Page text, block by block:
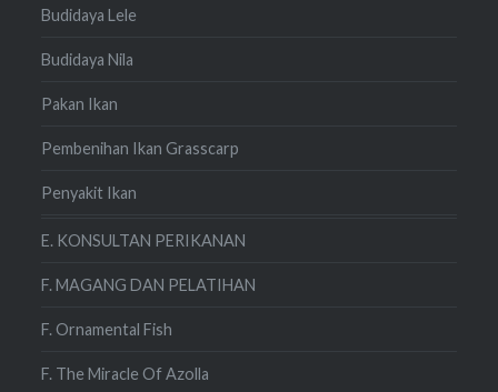
Budidaya Lele
Budidaya Nila
Pakan Ikan
Pembenihan Ikan Grasscarp
Penyakit Ikan
E. KONSULTAN PERIKANAN
F. MAGANG DAN PELATIHAN
F. Ornamental Fish
F. The Miracle Of Azolla